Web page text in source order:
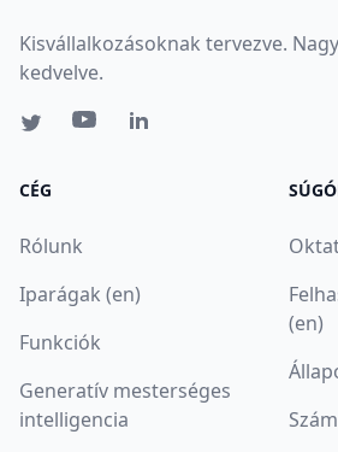
Kisvállalkozásoknak tervezve.
kedvelve.
CÉG
Rólunk
Iparágak (en)
Funkciók
Generatív mesterséges
intelligencia
(en)